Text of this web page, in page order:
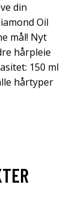
din
Oil
mål! Nyt
hårpleie
150 ml
hårtyper